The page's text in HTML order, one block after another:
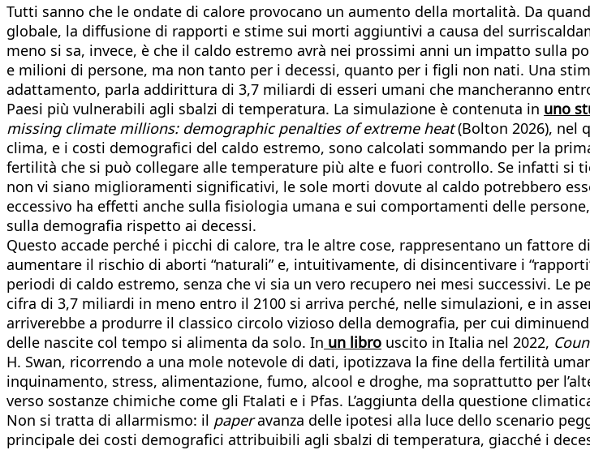
Tutti sanno che le ondate di calore provocano un aumento della mortalità. Da
globale, la diffusione di rapporti e stime sui morti aggiuntivi a causa del
meno si sa, invece, è che il caldo estremo avrà nei prossimi anni un impatto sulla
e milioni di persone, ma non tanto per i decessi, quanto per i figli non nati. Una
adattamento, parla addirittura di 3,7 miliardi di esseri umani che mancheranno
Paesi più vulnerabili agli sbalzi di temperatura. La simulazione è contenuta in uno
missing climate millions: demographic penalties of extreme heat(Bolton 2026), nel
clima, e i costi demografici del caldo estremo, sono calcolati sommando per la
fertilità che si può collegare alle temperature più alte e fuori controllo. Se infatti si
non vi siano miglioramenti significativi, le sole morti dovute al caldo potrebbero
eccessivo ha effetti anche sulla fisiologia umana e sui comportamenti delle
sulla demografia rispetto ai decessi.
Questo accade perché i picchi di calore, tra le altre cose, rappresentano un
aumentare il rischio di aborti “naturali” e, intuitivamente, di disincentivare i
periodi di caldo estremo, senza che vi sia un vero recupero nei mesi successivi.
cifra di 3,7 miliardi in meno entro il 2100 si arriva perché, nelle simulazioni, e in
arriverebbe a produrre il classico circolo vizioso della demografia, per cui
delle nascite col tempo si alimenta da solo. In un libro uscito in Italia nel 2022,
H. Swan, ricorrendo a una mole notevole di dati, ipotizzava la fine della fertilità
inquinamento, stress, alimentazione, fumo, alcool e droghe, ma soprattutto per
verso sostanze chimiche come gli Ftalati e i Pfas. L’aggiunta della questione
Non si tratta di allarmismo: il paperavanza delle ipotesi alla luce dello scenario
principale dei costi demografici attribuibili agli sbalzi di temperatura, giacché i